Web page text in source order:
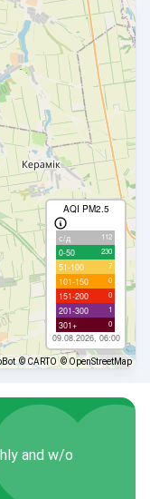
AQI PM2.5
с/д 112
0-50 230
51-100 7
101-150 0
151-200 0
201-300 1
301+ 0
09.08.2026, 06:00
© CARTO © OpenStreetMap
and w/o